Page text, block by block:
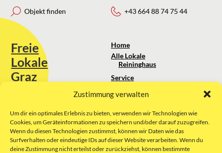
Zustimmung verwalten
Um dir ein optimales Erlebnis zu bieten, verwenden wir Technologien wie
Cookies, um Geräteinformationen zu speichern und/oder darauf zuzugreifen.
Wenn du diesen Technologien zustimmst, können wir Daten wie das
Surfverhalten oder eindeutige IDs auf dieser Website verarbeiten. Wenn du
deine Zustimmung nicht erteilst oder zurückziehst, können bestimmte
Objekt finden
Freie
Lokale
Graz
Sie erreichen uns unter:
kontakt@freielokale-graz.at
Website by Rubikon Werbeagentur
GmbH
+43 664 88 74 75 44
Home
Alle Lokale
Reininghaus
Service
Über uns
Impressum
AGB
Datenschutz